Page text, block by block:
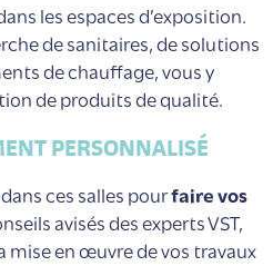
les espaces d’exposition.
de sanitaires, desolutions
de chauffage, vous y
de produits de qualité.
PERSONNALISÉ
ces salles pourfaire vos
avisés des experts VST,
mise en œuvre de vos travaux